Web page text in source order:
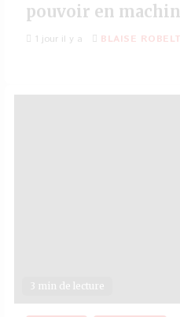
pouvoir en
1 jour il y a BLAISE
3 min de lecture